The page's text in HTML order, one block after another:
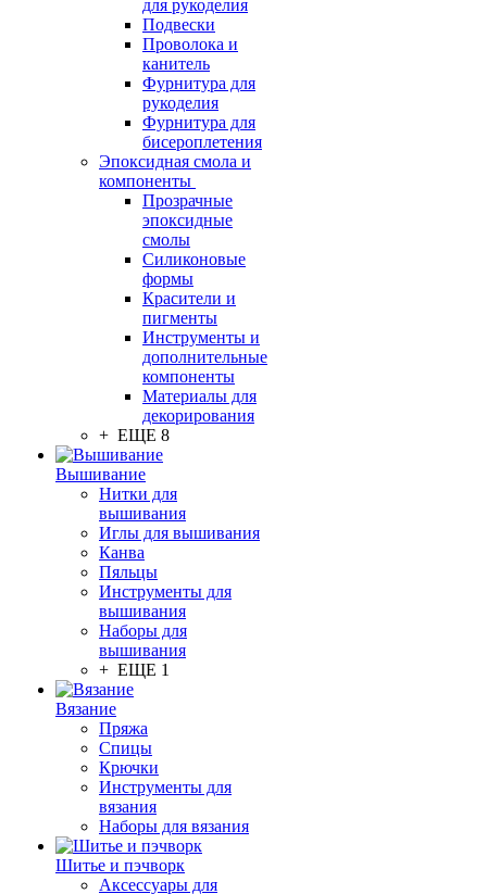
для рукоделия
Подвески
Проволока и
канитель
Фурнитура для
рукоделия
Фурнитура для
бисероплетения
Эпоксидная смола и
компоненты
Прозрачные
эпоксидные
смолы
Силиконовые
формы
Красители и
пигменты
Инструменты и
дополнительные
компоненты
Материалы для
декорирования
+ ЕЩЕ 8
Вышивание
Нитки для
вышивания
Иглы для вышивания
Канва
Пяльцы
Инструменты для
вышивания
Наборы для
вышивания
+ ЕЩЕ 1
Вязание
Пряжа
Спицы
Крючки
Инструменты для
вязания
Наборы для вязания
Шитье и пэчворк
Аксессуары для